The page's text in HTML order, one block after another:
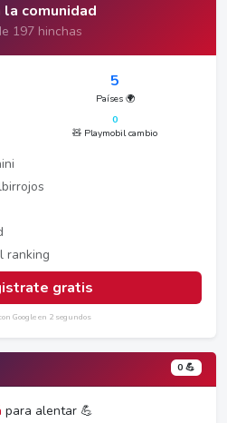
la comunidad
197 hinchas
5
Países 🌍
0
🧸 Playmobil cambio
ranking
gratis
Google en 2 segundos
0 💪
para alentar 💪